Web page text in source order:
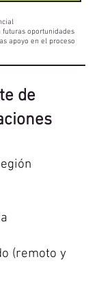
oportunidades
apoyo en el proceso
de
(remoto y